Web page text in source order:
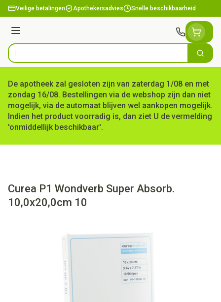
Ga naar de inhoud
Veilige betalingen Apothekersadvies Snelle beschikbaarheid
Menu
Product, merk, categorie... Zoek
De apotheek zal gesloten zijn van zaterdag 1/08 en met
zondag 16/08. Bestellingen via de webshop zijn dan niet
mogelijk, via de automaat blijven wel aankopen mogelijk.
Indien het product voorradig is, dan ziet U de vermelding
'onmiddellijk beschikbaar'.
Curea P1 Wondverb Super Absorb.
10,0x20,0cm 10